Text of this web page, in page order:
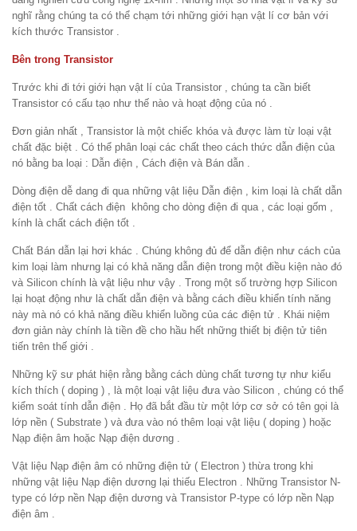
nghĩ rằng chúng ta có thể chạm tới những giới hạn vật lí cơ bản với
kích thước Transistor .
Bên trong Transistor
Trước khi đi tới giới hạn vật lí của Transistor , chúng ta cần biết
Transistor có cấu tạo như thế nào và hoạt động của nó .
Đơn giản nhất , Transistor là một chiếc khóa và được làm từ loại vật
chất đặc biệt . Có thể phân loại các chất theo cách thức dẫn điện của
nó bằng ba loại : Dẫn điện , Cách điện và Bán dẫn .
Dòng điện dễ dang đi qua những vật liệu Dẫn điện , kim loại là chất dẫn
điện tốt . Chất cách điện không cho dòng điện đi qua , các loại gốm ,
kính là chất cách điện tốt .
Chất Bán dẫn lại hơi khác . Chúng không đủ để dẫn điện như cách của
kim loại làm nhưng lại có khả năng dẫn điện trong một điều kiện nào đó
và Silicon chính là vật liệu như vậy . Trong một số trường hợp Silicon
lại hoạt động như là chất dẫn điện và bằng cách điều khiển tính năng
này mà nó có khả năng điều khiển luồng của các điện tử . Khái niệm
đơn giản này chính là tiền đề cho hầu hết những thiết bị điện tử tiên
tiến trên thế giới .
Những kỹ sư phát hiện rằng bằng cách dùng chất tương tự như kiểu
kích thích ( doping ) , là một loại vật liệu đưa vào Silicon , chúng có thể
kiểm soát tính dẫn điện . Họ đã bắt đầu từ một lớp cơ sở có tên gọi là
lớp nền ( Substrate ) và đưa vào nó thêm loại vật liệu ( doping ) hoặc
Nạp điện âm hoặc Nạp điện dương .
Vật liệu Nạp điện âm có những điện tử ( Electron ) thừa trong khi
những vật liệu Nạp điện dương lại thiếu Electron . Những Transistor N-
type có lớp nền Nạp điện dương và Transistor P-type có lớp nền Nạp
điện âm .